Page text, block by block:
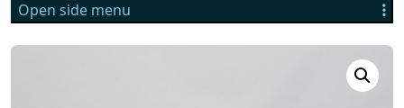
Open side menu